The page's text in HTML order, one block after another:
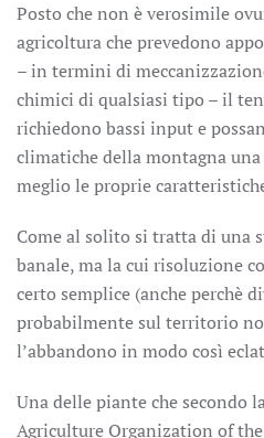
Posto che non è verosimile
agricoltura che prevedono
– in termini di
chimici di qualsiasi tipo – il
richiedono bassi input e
climatiche della montagna
meglio le proprie
Come al solito si tratta di una
banale, ma la cui risoluzione
certo semplice (anche perchè
probabilmente sul territorio
l’abbandono in modo così
Una delle piante che secondo
Agriculture Organization of